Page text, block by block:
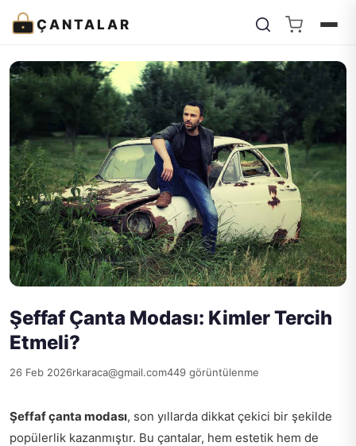
ÇANTALAR
Şeffaf Çanta Modası: Kimler Tercih
Etmeli?
26 Feb 2026rkaraca@gmail.com449 görüntülenme
Şeffaf çanta modası, son yıllarda dikkat çekici bir şekilde
popülerlik kazanmıştır. Bu çantalar, hem estetik hem de